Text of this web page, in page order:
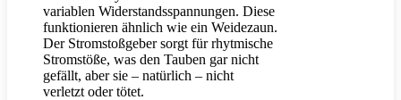
variablen Widerstandsspannungen. Diese
funktionieren ähnlich wie ein Weidezaun.
Der Stromstoßgeber sorgt für rhytmische
Stromstöße, was den Tauben gar nicht
gefällt, aber sie – natürlich – nicht
verletzt oder tötet.